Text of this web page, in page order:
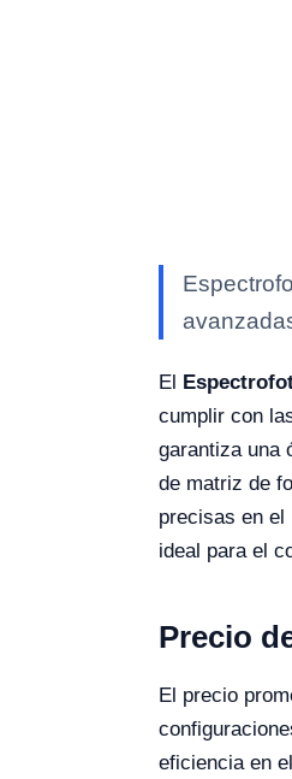
El
cumplir con
garantiza una
de matriz de
precisas en el
ideal para el
Precio
El precio
eficiencia en